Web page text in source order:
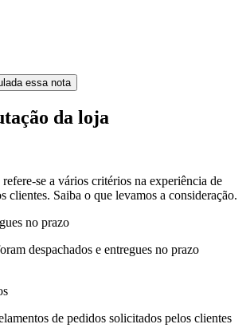
essa nota
da loja
se a vários critérios na experiência de
clientes. Saiba o que levamos a consideração.
no prazo
despachados e entregues no prazo
de pedidos solicitados pelos clientes